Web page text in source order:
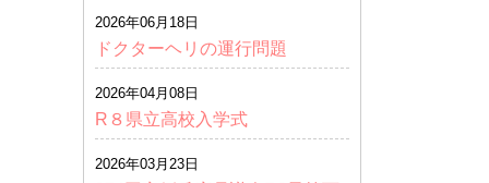
2026年06月18日
ドクターヘリの運行問題
2026年04月08日
R８県立高校入学式
2026年03月23日